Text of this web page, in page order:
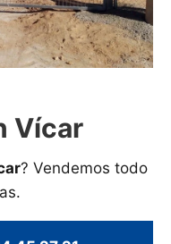
Vícar
? Vendemos todo